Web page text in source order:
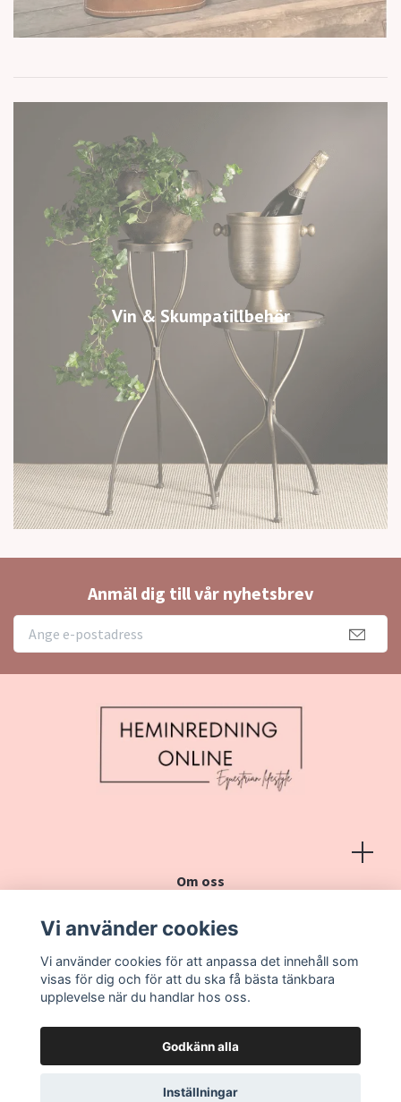
Vin & Skumpatillbehör
Anmäl dig till vår nyhetsbrev
Om oss
Kontakt
Vanliga frågor
Vi använder cookies
Vi använder cookies för att anpassa det innehåll som
visas för dig och för att du ska få bästa tänkbara
upplevelse när du handlar hos oss.
Godkänn alla
Inställningar